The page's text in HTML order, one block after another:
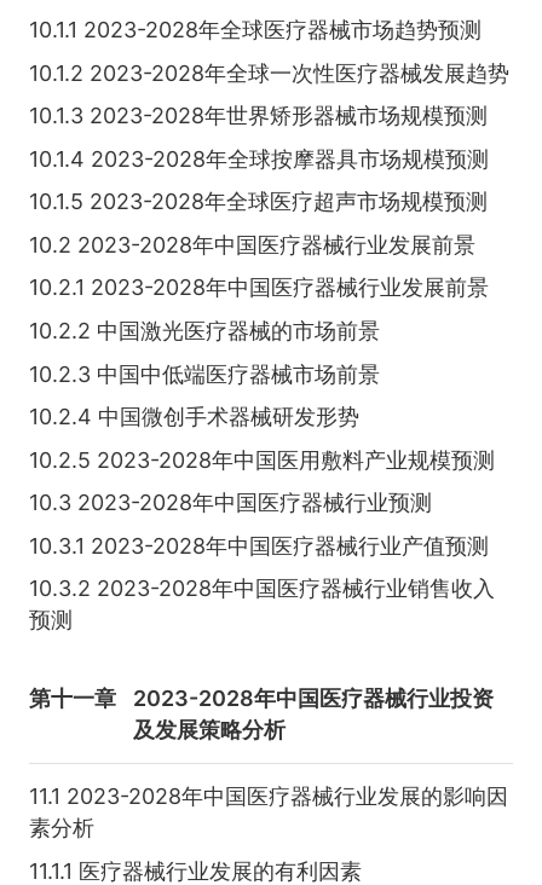
10.1.1 2023-2028年全球医疗器械市场趋势预测
10.1.2 2023-2028年全球一次性医疗器械发展趋势
10.1.3 2023-2028年世界矫形器械市场规模预测
10.1.4 2023-2028年全球按摩器具市场规模预测
10.1.5 2023-2028年全球医疗超声市场规模预测
10.2 2023-2028年中国医疗器械行业发展前景
10.2.1 2023-2028年中国医疗器械行业发展前景
10.2.2 中国激光医疗器械的市场前景
10.2.3 中国中低端医疗器械市场前景
10.2.4 中国微创手术器械研发形势
10.2.5 2023-2028年中国医用敷料产业规模预测
10.3 2023-2028年中国医疗器械行业预测
10.3.1 2023-2028年中国医疗器械行业产值预测
10.3.2 2023-2028年中国医疗器械行业销售收入
预测
第十一章
2023-2028年中国医疗器械行业投资
及发展策略分析
11.1 2023-2028年中国医疗器械行业发展的影响因
素分析
11.1.1 医疗器械行业发展的有利因素